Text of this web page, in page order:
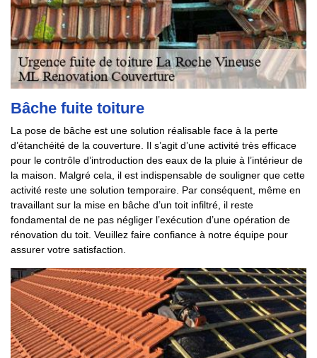
Bâche fuite toiture
La pose de bâche est une solution réalisable face à la perte
d’étanchéité de la couverture. Il s’agit d’une activité très efficace
pour le contrôle d’introduction des eaux de la pluie à l’intérieur de
la maison. Malgré cela, il est indispensable de souligner que cette
activité reste une solution temporaire. Par conséquent, même en
travaillant sur la mise en bâche d’un toit infiltré, il reste
fondamental de ne pas négliger l’exécution d’une opération de
rénovation du toit. Veuillez faire confiance à notre équipe pour
assurer votre satisfaction.